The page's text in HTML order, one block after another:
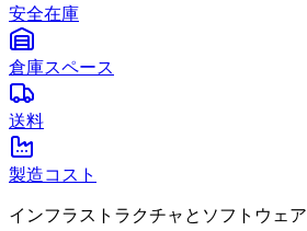
安全在庫
倉庫スペース
送料
製造コスト
インフラストラクチャとソフトウェア